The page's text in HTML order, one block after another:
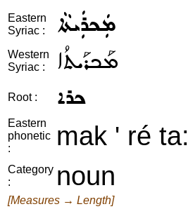
Eastern
Syriac :
ܡܲܟܪܲܝܬܵܐ
Western
Syriac :
ܡܰܟܪܰܝܬܳܐ
Root : ܟܪܐ
Eastern
phonetic
:
mak ' ré ta:
Category
:
noun
[Measures → Length]